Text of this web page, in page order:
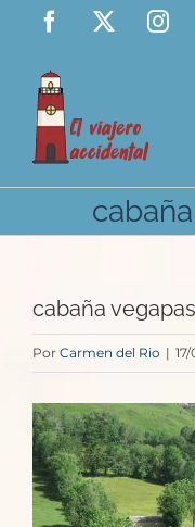
Saltar
contenido
Facebook
cabaña
Por Carmen del Rio |